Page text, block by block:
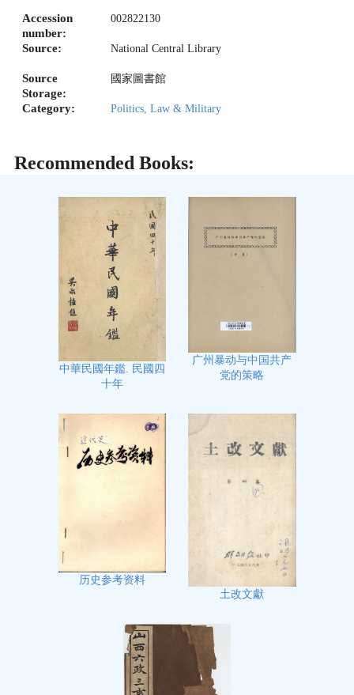
Accession
number:
002822130
Source: National Central Library
Source
Storage:
國家圖書館
Category: Politics, Law & Military
Recommended Books:
中華民國年鑑. 民國四
十年
广州暴动与中国共产
党的策略
历史参考资料
土改文獻